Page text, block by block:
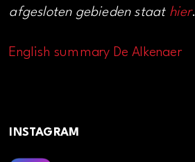
afgesloten gebieden staat hier.
English summary De Alkenaer
INSTAGRAM